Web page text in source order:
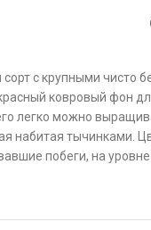
с крупными чисто
ковровый фон
легко можно
набитая тычинками.
побеги, на